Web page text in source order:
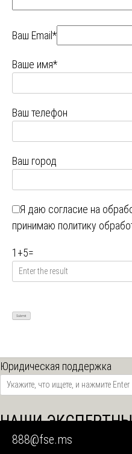
Ваш Email*
Ваше имя*
Ваш телефон
Ваш город
Я даю согласие на
принимаю политику
1 +5=
Юридическая поддержка
НАШИ
888@fse.ms